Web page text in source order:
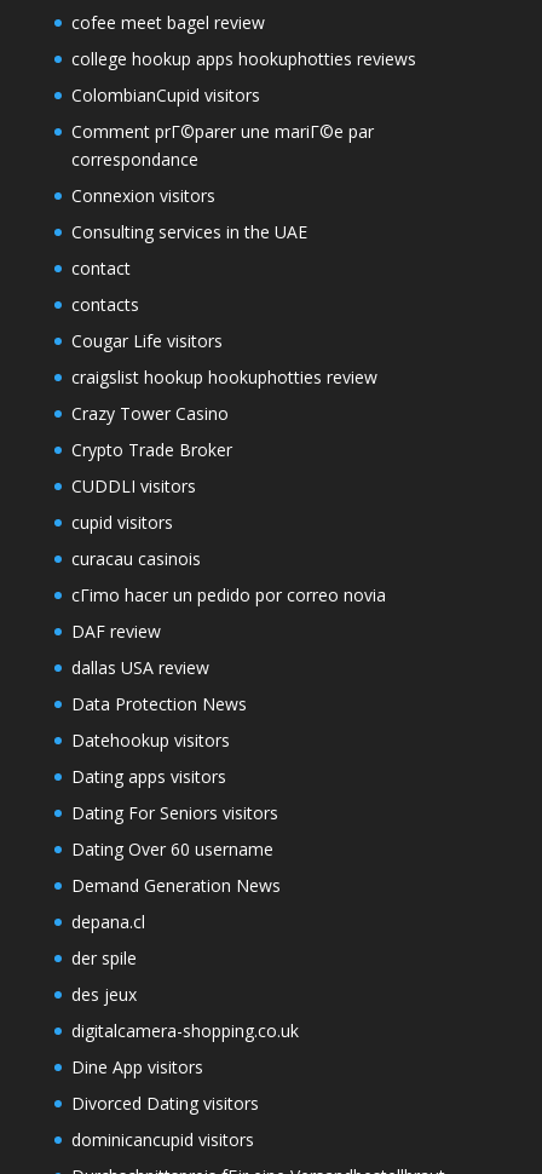
cofee meet bagel review
college hookup apps hookuphotties reviews
ColombianCupid visitors
Comment prГ©parer une mariГ©e par
correspondance
Connexion visitors
Consulting services in the UAE
contact
contacts
Cougar Life visitors
craigslist hookup hookuphotties review
Crazy Tower Сasino
Crypto Trade Broker
CUDDLI visitors
cupid visitors
curacau casinois
cГіmo hacer un pedido por correo novia
DAF review
dallas USA review
Data Protection News
Datehookup visitors
Dating apps visitors
Dating For Seniors visitors
Dating Over 60 username
Demand Generation News
depana.cl
der spile
des jeux
digitalcamera-shopping.co.uk
Dine App visitors
Divorced Dating visitors
dominicancupid visitors